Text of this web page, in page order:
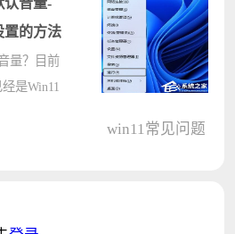
置的方法
量？目前
是Win11
win11常见问题